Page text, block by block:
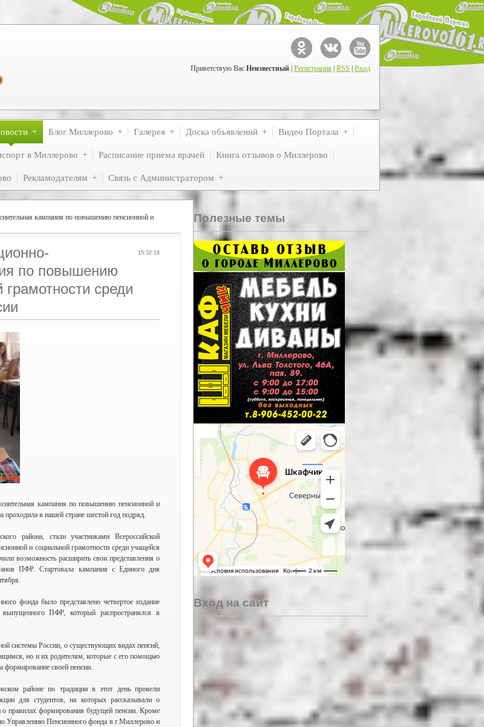
Приветствую Вас Неизвестный Регистрация RSS Вход
Блог Миллерово Галерея Доска объявлений Видео Портала
в Миллерово Расписание приема врачей Книга отзывов о Миллерово
Рекламодателям Связь с Администратором
кампания по повышению пенсионной и
15:32:18
по повышению
среди
кампания по повышению пенсионной и
в нашей стране шестой год подряд.
района, стали участниками Всероссийской
и социальной грамотности среди учащейся
возможность расширить свои представления о
ПФР. Стартовала кампания с Единого дня
фонда было представлено четвертое издание
ПФР, который распространялся в
системы России, о существующих видах пенсий,
но и их родителям, которые с его помощью
формирование своей пенсии.
районе по традиции в этот день провели
для студентов, на которых рассказывали о
о правилах формирования будущей пенсии. Кроме
Управлению Пенсионного фонда в г.Миллерово и
Полезные темы
Вход на сайт